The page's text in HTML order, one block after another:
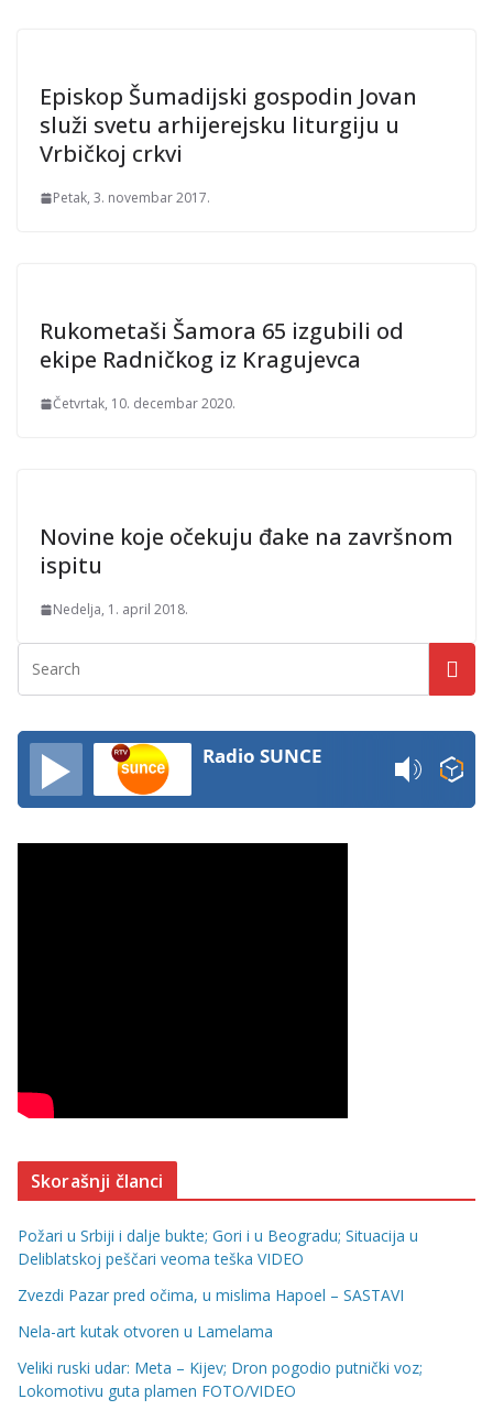
Episkop Šumadijski gospodin Jovan
služi svetu arhijerejsku liturgiju u
Vrbičkoj crkvi
Petak, 3. novembar 2017.
Rukometaši Šamora 65 izgubili od
ekipe Radničkog iz Kragujevca
Četvrtak, 10. decembar 2020.
Novine koje očekuju đake na završnom
ispitu
Nedelja, 1. april 2018.
Radio SUNCE
Skorašnji članci
Požari u Srbiji i dalje bukte; Gori i u Beogradu; Situacija u
Deliblatskoj peščari veoma teška VIDEO
Zvezdi Pazar pred očima, u mislima Hapoel – SASTAVI
Nela-art kutak otvoren u Lamelama
Veliki ruski udar: Meta – Kijev; Dron pogodio putnički voz;
Lokomotivu guta plamen FOTO/VIDEO